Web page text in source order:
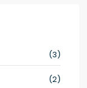
(3)
(2)